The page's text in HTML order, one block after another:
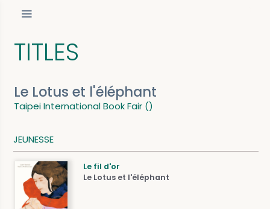
TITLES
Le Lotus et l'éléphant
Taipei International Book Fair ()
JEUNESSE
Le fil d'or
Le Lotus et l'éléphant